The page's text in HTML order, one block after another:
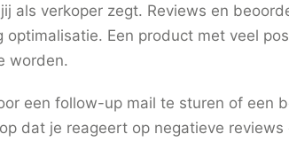
als verkoper zegt. Reviews en
Een product met veel
worden.
een follow-up mail te sturen of een
dat je reageert op negatieve reviews